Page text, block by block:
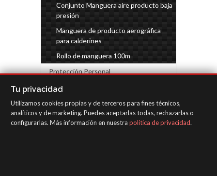
Conjunto Manguera aire producto baja
presión
Manguera de producto aerográfica
para calderines
Rollo de manguera 100m
Protección Personal
Complementos industria
EQUIPOS DE INSPECCIÓN
Tu privacidad
Utilizamos cookies propias y de terceros para fines técnicos,
analíticos y de marketing. Puedes aceptarlas todas, rechazarlas o
configurarlas. Más información en nuestra política de privacidad.